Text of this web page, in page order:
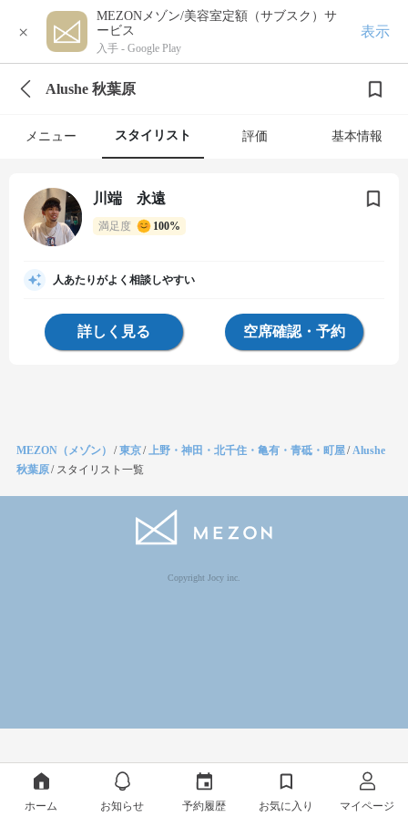
×
MEZONメゾン/美容室定額（サブスク）サ
ービス
入手 - Google Play
表示
Alushe 秋葉原
メニュー スタイリスト 評価 基本情報
川端 永遠
満足度 100%
人あたりがよく相談しやすい
詳しく見る 空席確認・予約
MEZON（メゾン） /東京/上野・神田・北千住・亀有・青砥・町屋/Alushe
秋葉原/ スタイリスト一覧
Copyright Jocy inc.
ホーム お知らせ 予約履歴 お気に入り マイページ